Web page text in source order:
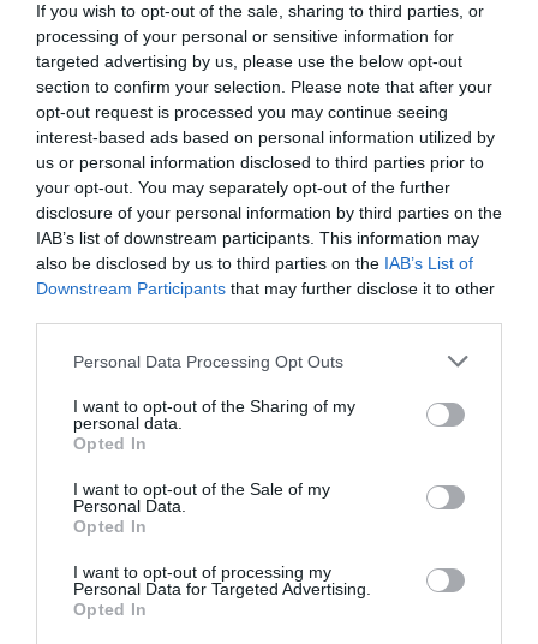
If you wish to opt-out of the sale, sharing to third parties, or
processing of your personal or sensitive information for
targeted advertising by us, please use the below opt-out
section to confirm your selection. Please note that after your
opt-out request is processed you may continue seeing
interest-based ads based on personal information utilized by
us or personal information disclosed to third parties prior to
your opt-out. You may separately opt-out of the further
disclosure of your personal information by third parties on the
IAB’s list of downstream participants. This information may
also be disclosed by us to third parties on the IAB’s List of
Downstream Participants that may further disclose it to other
Please note that this website/app uses one or more Google
not limited to your visit or usage behaviour. You may click to
grant or deny consent to Google and its third-party tags to
use your data for below specified purposes in below Google
consent section.
Personal Data Processing Opt Outs
I want to opt-out of the Sharing of my
personal data.
Opted In
I want to opt-out of the Sale of my
Personal Data.
Opted In
I want to opt-out of processing my
Personal Data for Targeted Advertising.
Opted In
lesz, ezen kívül reggeliző melegkonyhával,
nagyjából 30 fősre tervezett konferenciaterem,
klubhelyiség és még a kiszolgáló helyiségek.
A Fürdőnegyed területén, a parkolási
igényeket külön beruházásban megvalósuló
parkolóház fogja kielégíteni 250 férőhellyel. A
parkolóház helye a Kertész utca és Frank
Tivadar utca találkozásának déli oldala, itt már